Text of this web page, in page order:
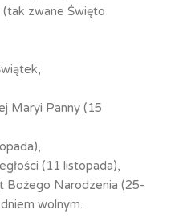
zwane Święto
Maryi Panny (15
(11 listopada),
Bożego Narodzenia (25-
wolnym.